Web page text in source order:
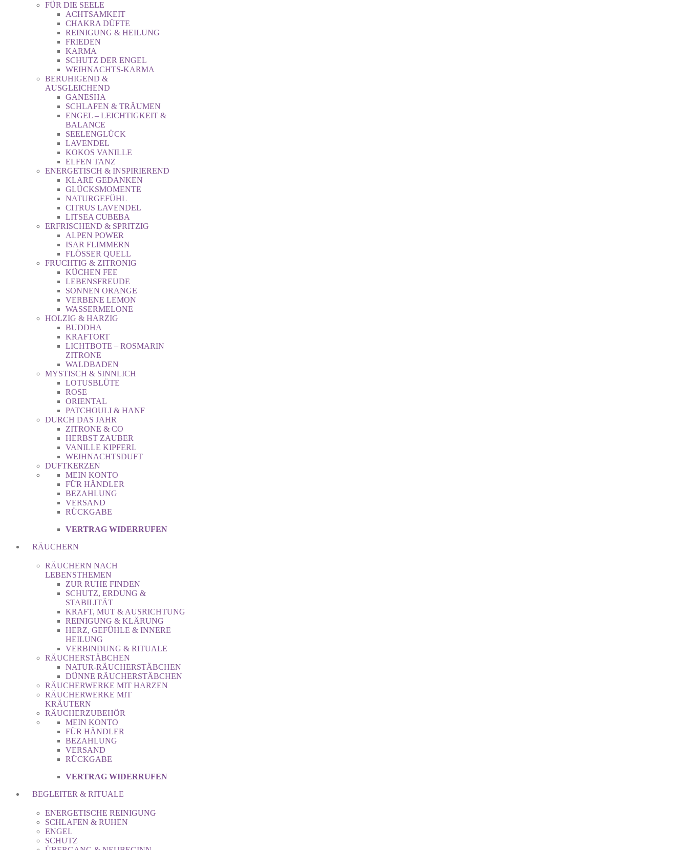
FÜR DIE SEELE
ACHTSAMKEIT
CHAKRA DÜFTE
REINIGUNG & HEILUNG
FRIEDEN
KARMA
SCHUTZ DER ENGEL
WEIHNACHTS-KARMA
BERUHIGEND &
AUSGLEICHEND
GANESHA
SCHLAFEN & TRÄUMEN
ENGEL – LEICHTIGKEIT &
BALANCE
SEELENGLÜCK
LAVENDEL
KOKOS VANILLE
ELFEN TANZ
ENERGETISCH & INSPIRIEREND
KLARE GEDANKEN
GLÜCKSMOMENTE
NATURGEFÜHL
CITRUS LAVENDEL
LITSEA CUBEBA
ERFRISCHEND & SPRITZIG
ALPEN POWER
ISAR FLIMMERN
FLÖSSER QUELL
FRUCHTIG & ZITRONIG
KÜCHEN FEE
LEBENSFREUDE
SONNEN ORANGE
VERBENE LEMON
WASSERMELONE
HOLZIG & HARZIG
BUDDHA
KRAFTORT
LICHTBOTE – ROSMARIN
ZITRONE
WALDBADEN
MYSTISCH & SINNLICH
LOTUSBLÜTE
ROSE
ORIENTAL
PATCHOULI & HANF
DURCH DAS JAHR
ZITRONE & CO
HERBST ZAUBER
VANILLE KIPFERL
WEIHNACHTSDUFT
DUFTKERZEN
MEIN KONTO
FÜR HÄNDLER
BEZAHLUNG
VERSAND
RÜCKGABE
VERTRAG WIDERRUFEN
RÄUCHERN
RÄUCHERN NACH
LEBENSTHEMEN
ZUR RUHE FINDEN
SCHUTZ, ERDUNG &
STABILITÄT
KRAFT, MUT & AUSRICHTUNG
REINIGUNG & KLÄRUNG
HERZ, GEFÜHLE & INNERE
HEILUNG
VERBINDUNG & RITUALE
RÄUCHERSTÄBCHEN
NATUR-RÄUCHERSTÄBCHEN
DÜNNE RÄUCHERSTÄBCHEN
RÄUCHERWERKE MIT HARZEN
RÄUCHERWERKE MIT
KRÄUTERN
RÄUCHERZUBEHÖR
MEIN KONTO
FÜR HÄNDLER
BEZAHLUNG
VERSAND
RÜCKGABE
VERTRAG WIDERRUFEN
BEGLEITER & RITUALE
ENERGETISCHE REINIGUNG
SCHLAFEN & RUHEN
ENGEL
SCHUTZ